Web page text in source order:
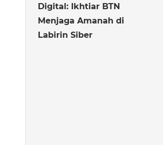
Digital: Ikhtiar BTN
Menjaga Amanah di
Labirin Siber